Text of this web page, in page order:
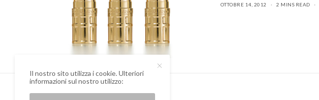
OTTOBRE 14, 2012 2 MINS READ
Il nostro sito utilizza i cookie. Ulteriori
informazioni sul nostro utilizzo: